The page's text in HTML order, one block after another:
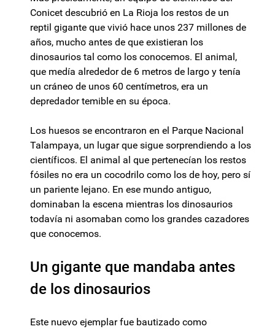
Conicet descubrió en La Rioja los restos de un
reptil gigante que vivió hace unos 237 millones de
años, mucho antes de que existieran los
dinosaurios tal como los conocemos. El animal,
que medía alrededor de 6 metros de largo y tenía
un cráneo de unos 60 centímetros, era un
depredador temible en su época.
Los huesos se encontraron en el Parque Nacional
Talampaya, un lugar que sigue sorprendiendo a los
científicos. El animal al que pertenecían los restos
fósiles no era un cocodrilo como los de hoy, pero sí
un pariente lejano. En ese mundo antiguo,
dominaban la escena mientras los dinosaurios
todavía ni asomaban como los grandes cazadores
que conocemos.
Un gigante que mandaba antes
de los dinosaurios
Este nuevo ejemplar fue bautizado como